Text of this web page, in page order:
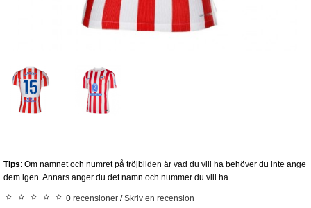
Tips: Om namnet och numret på tröjbilden är vad du vill ha behöver du inte ange
dem igen. Annars anger du det namn och nummer du vill ha.
0 recensioner /Skriv en recension